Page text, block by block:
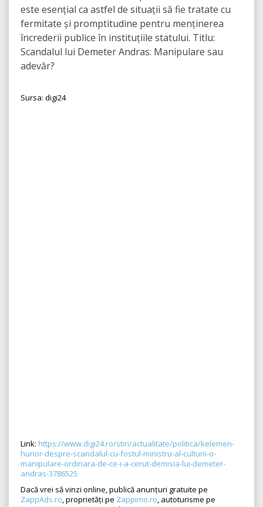
este esențial ca astfel de situații să fie tratate cu
fermitate și promptitudine pentru menținerea
încrederii publice în instituțiile statului. Titlu:
Scandalul lui Demeter Andras: Manipulare sau
adevăr?
Sursa: digi24
Link: https://www.digi24.ro/stiri/actualitate/politica/kelemen-
hunor-despre-scandalul-cu-fostul-ministru-al-culturii-o-
manipulare-ordinara-de-ce-i-a-cerut-demisia-lui-demeter-
andras-3786525
Dacă vrei să vinzi online, publică anunțuri gratuite pe
ZappAds.ro, proprietăți pe Zappimo.ro, autoturisme pe